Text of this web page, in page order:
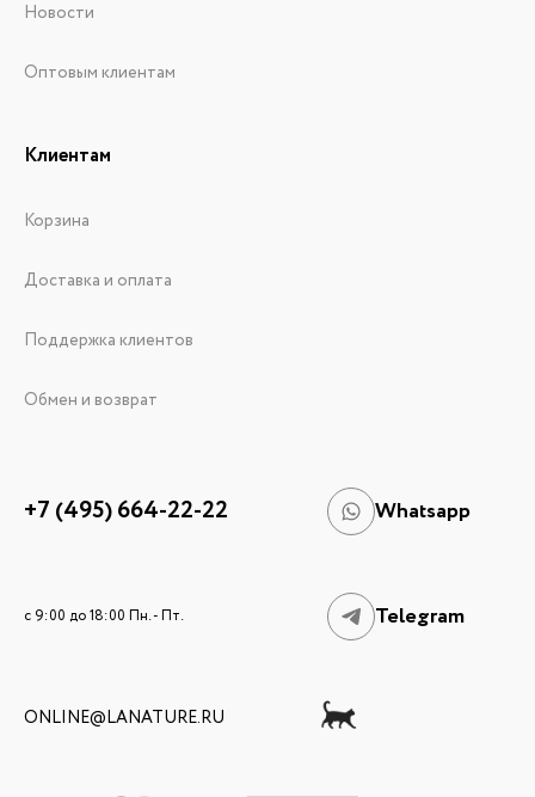
Новости
Оптовым клиентам
Клиентам
Корзина
Доставка и оплата
Поддержка клиентов
Обмен и возврат
+7 (495) 664-22-22 Whatsapp
c 9:00 до 18:00 Пн. - Пт. Telegram
ONLINE@LANATURE.RU